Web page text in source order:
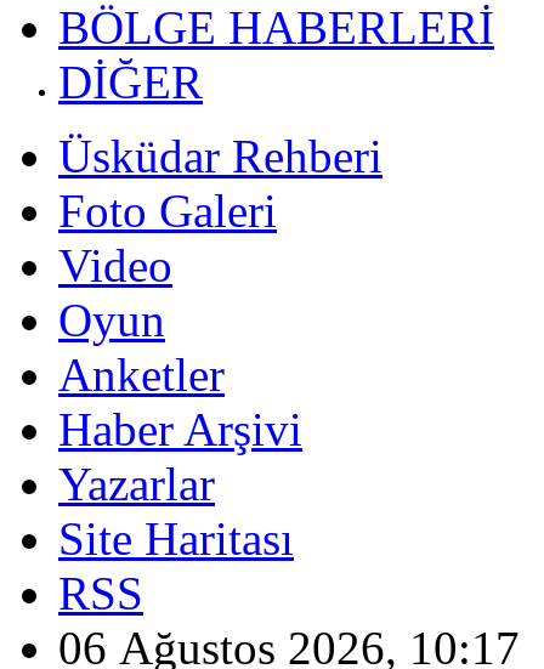
BÖLGE HABERLERİ
DİĞER
Üsküdar Rehberi
Foto Galeri
Video
Oyun
Anketler
Haber Arşivi
Yazarlar
Site Haritası
RSS
06 Ağustos 2026, 10:17